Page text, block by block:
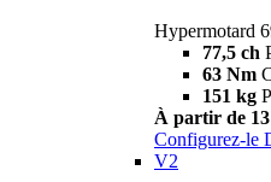
Hypermotard
77,5 ch
63 Nm
151 kg
À partir de 13
Configurez-le
V2